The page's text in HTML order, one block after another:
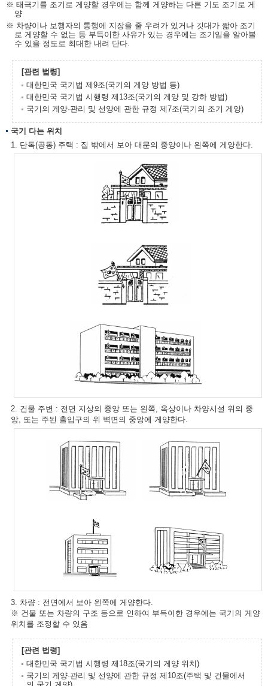
※ 태극기를 조기로 게양할 경우에는 함께 게양하는 다른 기도 조기로 게
양
※ 차량이나 보행자의 통행에 지장을 줄 우려가 있거나 깃대가 짧아 조기
로 게양할 수 없는 등 부득이한 사유가 있는 경우에는 조기임을 알아볼
수 있을 정도로 최대한 내려 단다.
[관련 법령]
대한민국 국기법 제9조(국기의 게양 방법 등)
대한민국 국기법 시행령 제13조(국기의 게양 및 강하 방법)
국기의 게양·관리 및 선양에 관한 규정 제7조(국기의 조기 게양)
국기 다는 위치
1. 단독(공동) 주택 : 집 밖에서 보아 대문의 중앙이나 왼쪽에 게양한다.
2. 건물 주변 : 전면 지상의 중앙 또는 왼쪽, 옥상이나 차양시설 위의 중
앙, 또는 주된 출입구의 위 벽면의 중앙에 게양한다.
3. 차량 : 전면에서 보아 왼쪽에 게양한다.
※ 건물 또는 차량의 구조 등으로 인하여 부득이한 경우에는 국기의 게양
위치를 조정할 수 있음
[관련 법령]
대한민국 국기법 시행령 제18조(국기의 게양 위치)
국기의 게양·관리 및 선양에 관한 규정 제10조(주택 및 건물에서